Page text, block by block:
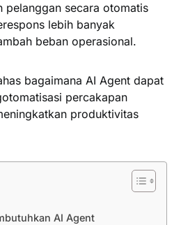
pelanggan secara otomatis
lebih banyak
beban operasional.
bagaimana AI Agent dapat
percakapan
produktivitas
AI Agent